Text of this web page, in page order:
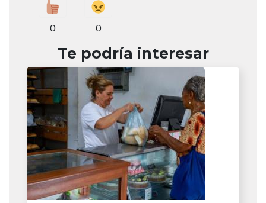
0 0
Te podría interesar